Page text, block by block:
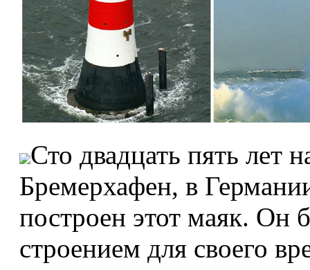
Сто двадцать пять лет
Бремерхафен, в
построен этот маяк. Он
строением для своего